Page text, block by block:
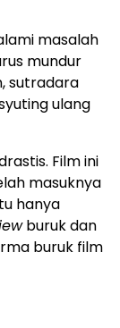
masalah
mundur
sutradara
ulang
Film ini
masuknya
hanya
buruk dan
buruk film